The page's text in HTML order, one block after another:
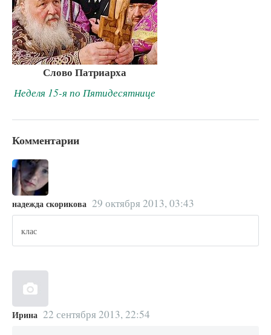
Слово Патриарха
Неделя 15-я по Пятидесятнице
Комментарии
надежда скорикова 29 октября 2013, 03:43
клас
Ирина 22 сентября 2013, 22:54